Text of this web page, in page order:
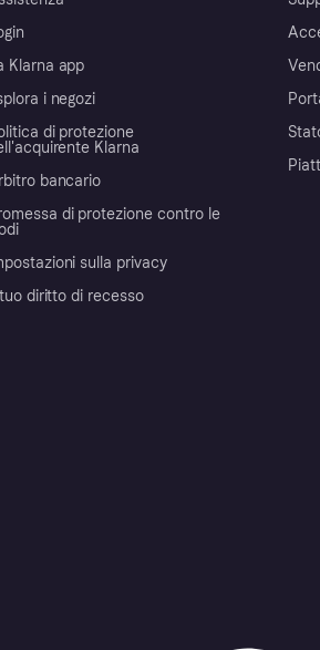
Klarna app
i negozi
di protezione
Klarna
bancario
di protezione contro le
sulla privacy
tuo diritto di recesso